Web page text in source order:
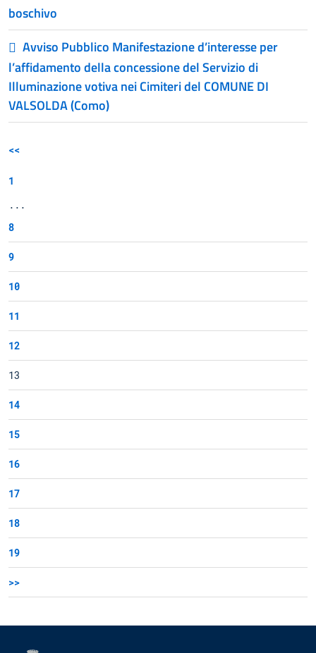
boschivo
Avviso Pubblico Manifestazione d’interesse per
l’affidamento della concessione del Servizio di
Illuminazione votiva nei Cimiteri del COMUNE DI
VALSOLDA (Como)
<<
1
...
8
9
10
11
12
13
14
15
16
17
18
19
>>